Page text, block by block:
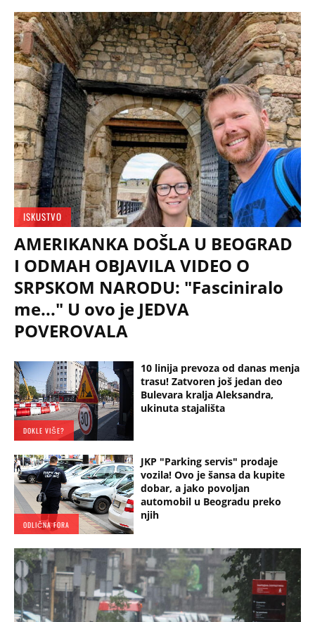
ISKUSTVO
AMERIKANKA DOŠLA U BEOGRAD
I ODMAH OBJAVILA VIDEO O
SRPSKOM NARODU: "Fasciniralo
me..." U ovo je JEDVA
POVEROVALA
DOKLE VIŠE?
10 linija prevoza od danas menja
trasu! Zatvoren još jedan deo
Bulevara kralja Aleksandra,
ukinuta stajališta
ODLIČNA FORA
JKP "Parking servis" prodaje
vozila! Ovo je šansa da kupite
dobar, a jako povoljan
automobil u Beogradu preko
njih